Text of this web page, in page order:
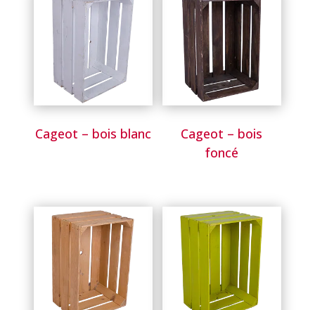
Cageot – bois blanc
Cageot – bois
foncé